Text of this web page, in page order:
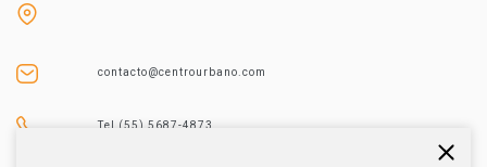
contacto@centrourbano.com
Tel (55) 5687-4873